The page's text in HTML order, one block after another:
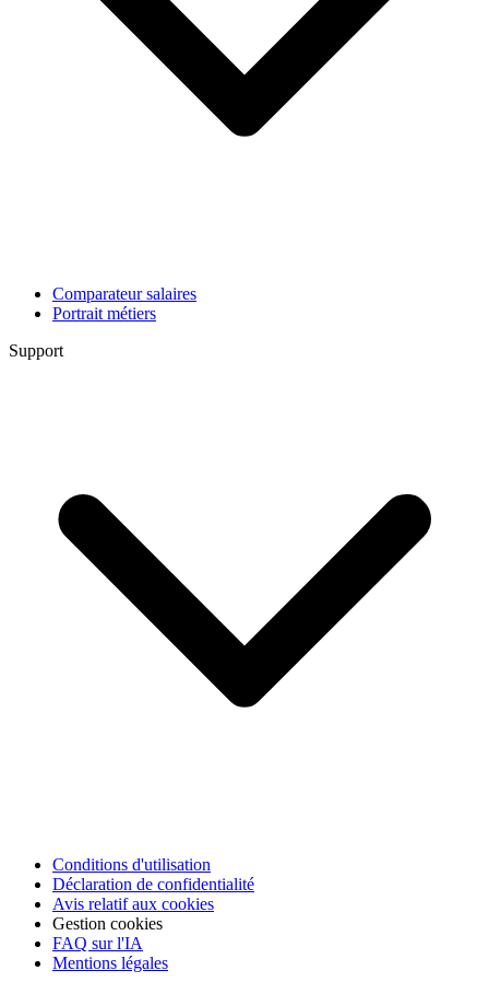
Comparateur salaires
Portrait métiers
Support
Conditions d'utilisation
Déclaration de confidentialité
Avis relatif aux cookies
Gestion cookies
FAQ sur l'IA
Mentions légales